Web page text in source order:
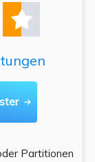


Partitionen